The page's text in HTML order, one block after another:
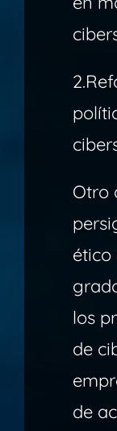
Otro
ético
los
de
de